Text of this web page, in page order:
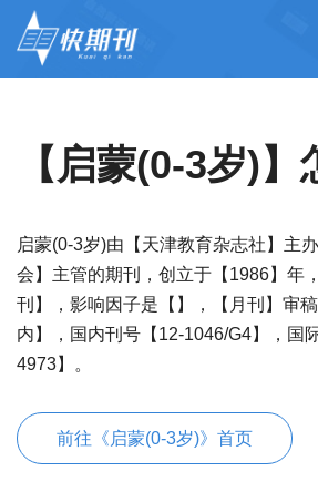
【启蒙(0-3岁)】
启蒙(0-3岁)由【天津教育杂志社】主
会】主管的期刊，创立于【1986】年
刊】，影响因子是【】，【月刊】审
内】，国内刊号【12-1046/G4】，国
4973】。
前往《启蒙(0-3岁)》首页